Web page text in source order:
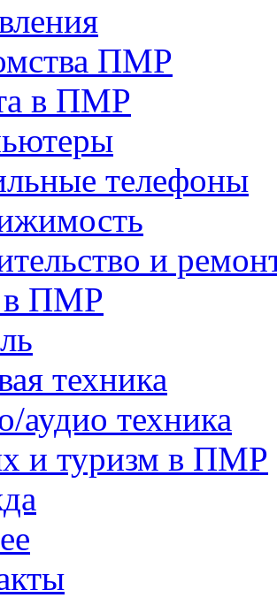
ПМР
в ПМР
телефоны
и
в ПМР
техника
аудио техника
и туризм в ПМР